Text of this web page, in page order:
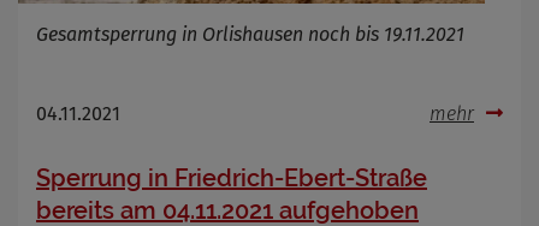
Gesamtsperrung in Orlishausen noch bis 19.11.2021
04.11.2021 mehr
Sperrung in Friedrich-Ebert-Straße
bereits am 04.11.2021 aufgehoben